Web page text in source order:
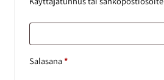
Salasana*